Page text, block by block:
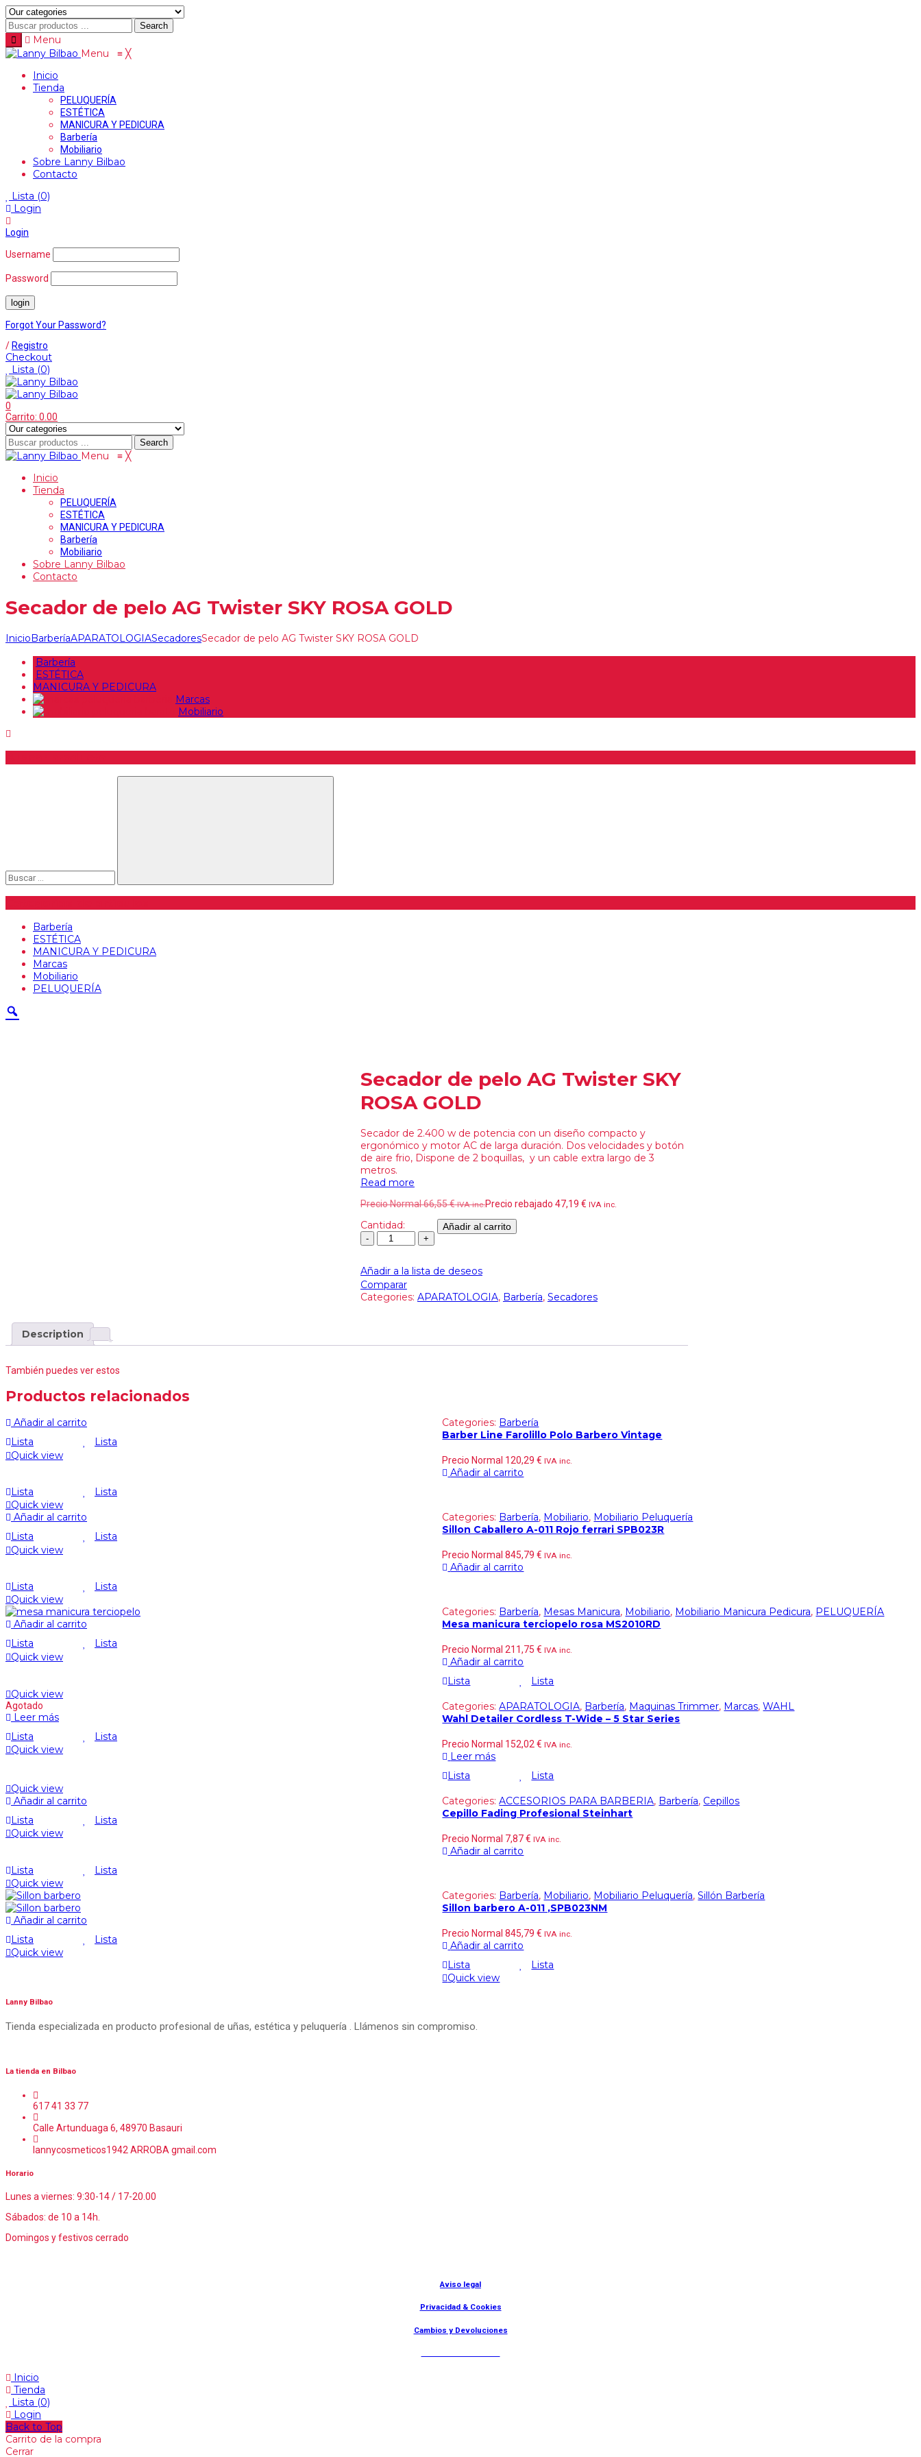
Search
Menu
Menu ≡ ╳
Inicio
Tienda
PELUQUERÍA
ESTÉTICA
MANICURA Y PEDICURA
Barbería
Mobiliario
Sobre Lanny Bilbao
Contacto
Lista (0)
Login
Login
Username
Password
Forgot Your Password?
/ Registro
Checkout
Lista (0)
0
Carrito: 0.00
Search
Menu ≡ ╳
Inicio
Tienda
PELUQUERÍA
ESTÉTICA
MANICURA Y PEDICURA
Barbería
Mobiliario
Sobre Lanny Bilbao
Contacto
Secador de pelo AG Twister SKY ROSA GOLD
InicioBarberíaAPARATOLOGIASecadoresSecador de pelo AG Twister SKY ROSA GOLD
Barbería
ESTÉTICA
MANICURA Y PEDICURA
Marcas
Mobiliario
Barbería
ESTÉTICA
MANICURA Y PEDICURA
Marcas
Mobiliario
PELUQUERÍA
Secador de pelo AG Twister SKY
ROSA GOLD
Secador de 2.400 w de potencia con un diseño compacto y
ergonómico y motor AC de larga duración. Dos velocidades y botón
de aire frio, Dispone de 2 boquillas, y un cable extra largo de 3
metros.
Read more
Precio Normal66,55€ IVA inc.Precio rebajado 47,19 € IVA inc.
Cantidad: Añadir al carrito
Añadir a la lista de deseos
Comparar
Categories: APARATOLOGIA, Barbería, Secadores
Description
También puedes ver estos
Productos relacionados
Añadir al carrito
Lista
Lista
Quick view
Categories: Barbería
Barber Line Farolillo Polo Barbero Vintage
Precio Normal 120,29€ IVA inc.
Añadir al carrito
Lista
Lista
Quick view
Añadir al carrito
Lista
Lista
Quick view
Categories: Barbería, Mobiliario, Mobiliario Peluquería
Sillon Caballero A-011 Rojo ferrari SPB023R
Precio Normal845,79€ IVA inc.
Añadir al carrito
Lista
Lista
Quick view
Añadir al carrito
Lista
Lista
Quick view
Categories: Barbería, Mesas Manicura, Mobiliario, Mobiliario Manicura Pedicura, PELUQUERÍA
Mesa manicura terciopelo rosa MS2010RD
Precio Normal211,75€ IVA inc.
Añadir al carrito
Lista
Lista
Quick view
Agotado
Leer más
Lista
Lista
Quick view
Categories:APARATOLOGIA, Barbería, Maquinas Trimmer, Marcas,WAHL
Wahl Detailer Cordless T-Wide – 5 Star Series
Precio Normal 152,02€ IVA inc.
Leer más
Lista
Lista
Quick view
Añadir al carrito
Lista
Lista
Quick view
Categories:ACCESORIOS PARA BARBERIA, Barbería, Cepillos
Cepillo Fading Profesional Steinhart
Precio Normal 7,87€ IVA inc.
Añadir al carrito
Lista
Lista
Quick view
Añadir al carrito
Lista
Lista
Quick view
Categories: Barbería, Mobiliario, Mobiliario Peluquería,Sillón Barbería
Sillon barbero A-011 ,SPB023NM
Precio Normal845,79€ IVA inc.
Añadir al carrito
Lista
Lista
Quick view
Lanny Bilbao
Tienda especializada en producto profesional de uñas, estética y peluquería . Llámenos sin compromiso.
La tienda en Bilbao
617 41 33 77
Calle Artunduaga 6, 48970 Basauri
lannycosmeticos1942 ARROBA gmail.com
Horario
Lunes a viernes: 9:30-14 / 17-20.00
Sábados: de 10 a 14h.
Domingos y festivos cerrado
Aviso legal
Privacidad & Cookies
Cambios y Devoluciones
Inicio
Tienda
Lista (0)
Login
Back to Top
Carrito de la compra
Cerrar